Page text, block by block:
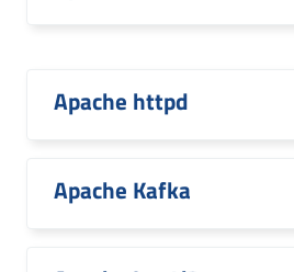
Apache httpd
Apache Kafka